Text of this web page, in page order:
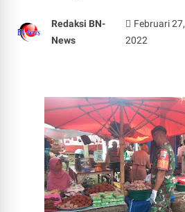
Redaksi BN-
News
Februari 27,
2022